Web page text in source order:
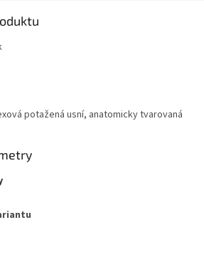
potažená usní, anatomicky tvarovaná